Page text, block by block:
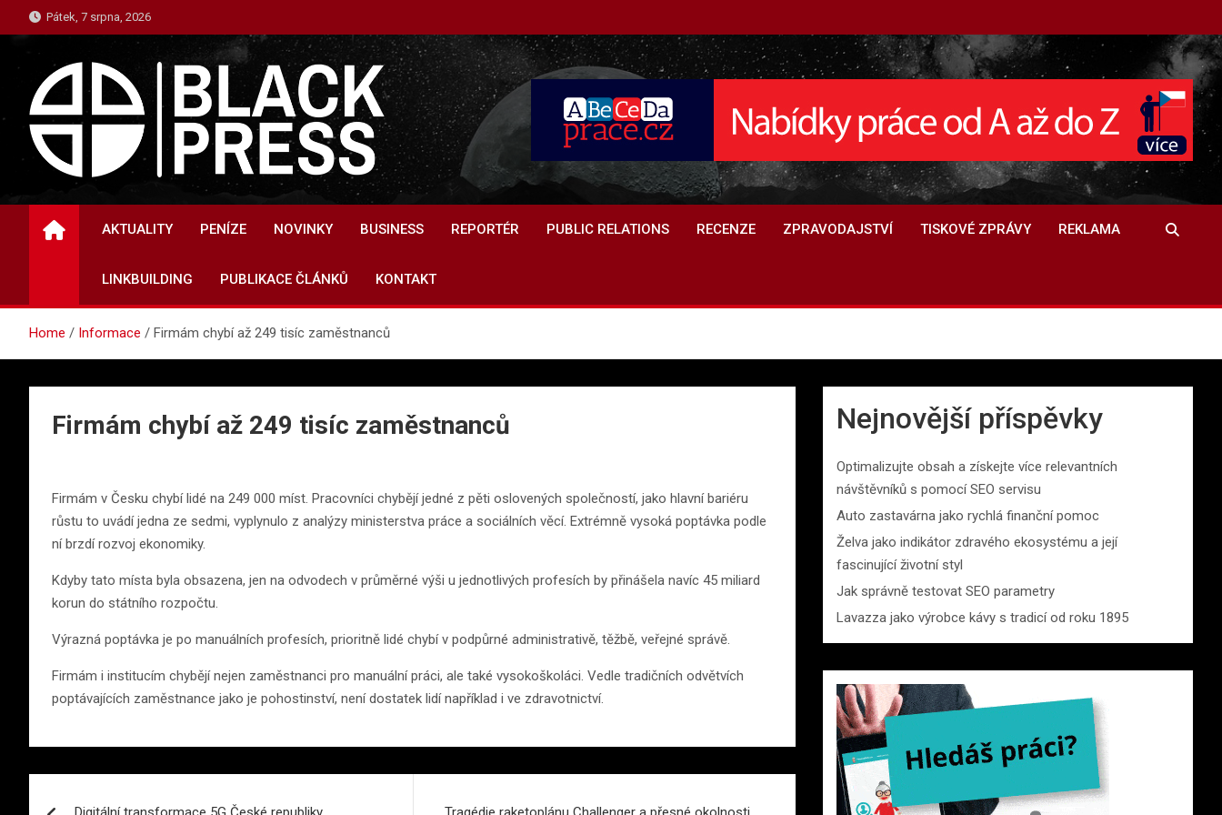
to
Pátek, 7 srpna, 2026
INFORMACE.BLACKPRESS.CZ
Informace a zpravodajství
AKTUALITY PENÍZE NOVINKY BUSINESS REPORTÉR PUBLIC RELATIONS RECENZE ZPRAVODAJSTVÍ TISKOVÉ ZPRÁVY REKLAMA
LINKBUILDING PUBLIKACE ČLÁNKŮ KONTAKT
Home Informace Firmám chybí až 249 tisíc zaměstnanců
Firmám chybí až 249 tisíc zaměstnanců
Firmám v Česku chybí lidé na 249 000 míst. Pracovníci chybějí jedné z pěti oslovených společností, jako hlavní bariéru
růstu to uvádí jedna ze sedmi, vyplynulo z analýzy ministerstva práce a sociálních věcí. Extrémně vysoká poptávka podle
ní brzdí rozvoj ekonomiky.
Kdyby tato místa byla obsazena, jen na odvodech v průměrné výši u jednotlivých profesích by přinášela navíc 45 miliard
korun do státního rozpočtu.
Výrazná poptávka je po manuálních profesích, prioritně lidé chybí v podpůrné administrativě, těžbě, veřejné správě.
Firmám i institucím chybějí nejen zaměstnanci pro manuální práci, ale také vysokoškoláci. Vedle tradičních odvětvích
poptávajících zaměstnance jako je pohostinství, není dostatek lidí například i ve zdravotnictví.
Nejnovější příspěvky
Optimalizujte obsah a získejte více relevantních
návštěvníků s pomocí SEO servisu
Auto zastavárna jako rychlá finanční pomoc
Želva jako indikátor zdravého ekosystému a její
fascinující životní styl
Jak správně testovat SEO parametry
Lavazza jako výrobce kávy s tradicí od roku 1895